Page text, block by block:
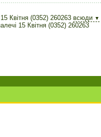
Квітня (0352) 260263 всюди ▼
15 Квітня (0352) 260263